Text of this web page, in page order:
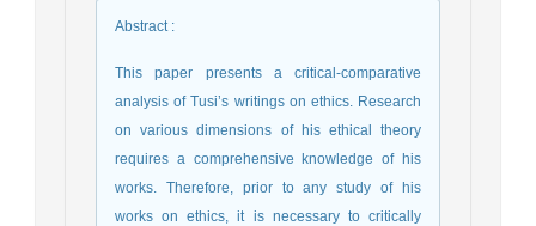
Abstract:
This paper presents a critical-comparative
analysis of Tusi’s writings on ethics. Research
on various dimensions of his ethical theory
requires a comprehensive knowledge of his
works. Therefore, prior to any study of his
works on ethics, it is necessary to critically